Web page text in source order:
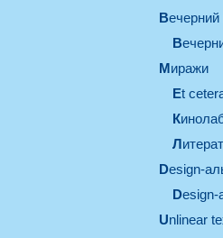
миражи
et
design-
unlinear